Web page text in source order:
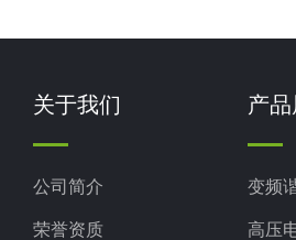
关于我们
公司简介
荣誉资质
产
高压